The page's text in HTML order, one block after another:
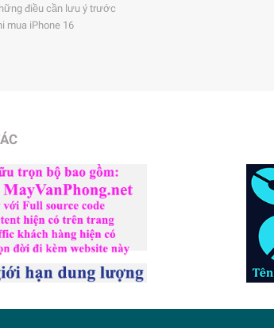
điều cần lưu ý trước
mua iPhone 16